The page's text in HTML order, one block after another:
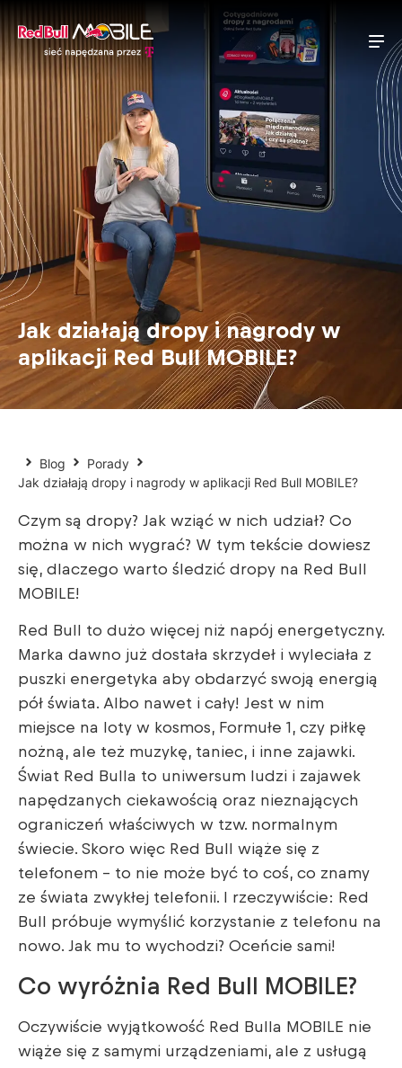
Jak działają dropy i nagrody w
aplikacji Red Bull MOBILE?
Blog
Porady
Jak działają dropy i nagrody w aplikacji Red Bull MOBILE?
Czym są dropy? Jak wziąć w nich udział? Co
można w nich wygrać? W tym tekście dowiesz
się, dlaczego warto śledzić dropy na Red Bull
MOBILE!
Red Bull to dużo więcej niż napój energetyczny.
Marka dawno już dostała skrzydeł i wyleciała z
puszki energetyka aby obdarzyć swoją energią
pół świata. Albo nawet i cały! Jest w nim
miejsce na loty w kosmos, Formułe 1, czy piłkę
nożną, ale też muzykę, taniec, i inne zajawki.
Świat Red Bulla to uniwersum ludzi i zajawek
napędzanych ciekawością oraz nieznających
ograniczeń właściwych w tzw. normalnym
świecie. Skoro więc Red Bull wiąże się z
telefonem – to nie może być to coś, co znamy
ze świata zwykłej telefonii. I rzeczywiście: Red
Bull próbuje wymyślić korzystanie z telefonu na
nowo. Jak mu to wychodzi? Oceńcie sami!
Co wyróżnia Red Bull MOBILE?
Oczywiście wyjątkowość Red Bulla MOBILE nie
wiąże się z samymi urządzeniami, ale z usługą